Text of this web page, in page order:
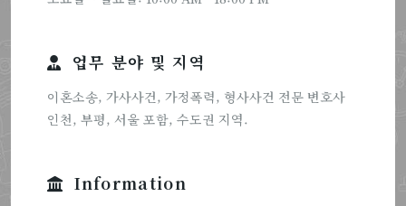
업무 분야 및 지역
이혼소송, 가사사건, 가정폭력, 형사사건 전문 변호사
인천, 부평, 서울 포함, 수도권 지역.
Information